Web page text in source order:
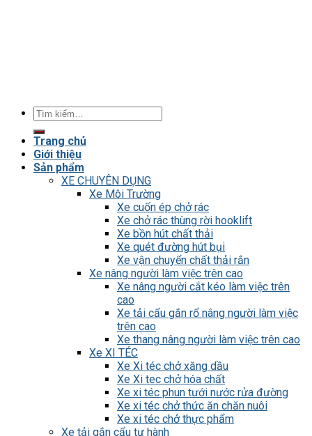
Tìm
Trang chủ
Giới thiệu
Sản phẩm
XE CHUYÊN DỤNG
Xe Môi Trường
Xe cuốn ép chở rác
Xe chở rác thùng rời hooklift
Xe bồn hút chất thải
Xe quét đường hút bụi
Xe vận chuyển chất thải rắn
Xe nâng người làm việc trên cao
Xe nâng người cắt kéo làm việc trên
cao
Xe tải cẩu gắn rổ nâng người làm việc
trên cao
Xe thang nâng người làm việc trên cao
Xe XI TÉC
Xe Xi téc chở xăng dầu
Xe Xi tec chở hóa chất
Xe xi téc phun tưới nước rửa đường
Xe xi téc chở thức ăn chăn nuôi
Xe xi téc chở thực phẩm
Xe tải gắn cẩu tự hành